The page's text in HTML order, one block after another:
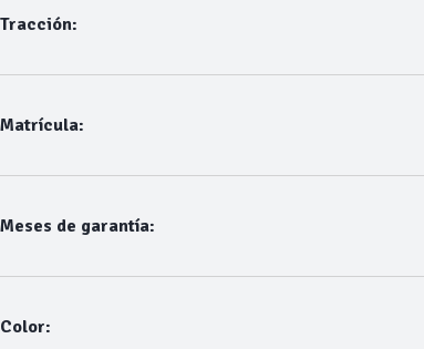
Tracción:
Matrícula:
Meses de garantía:
Color: